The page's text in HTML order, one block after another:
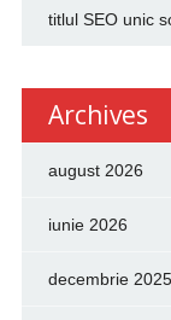
titlul SEO unic
Archives
august 2026
iunie 2026
decembrie 2025